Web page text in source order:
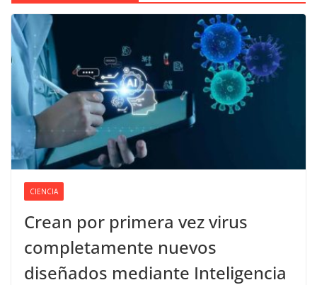
CIENCIA
Crean por primera vez virus
completamente nuevos
diseñados mediante Inteligencia